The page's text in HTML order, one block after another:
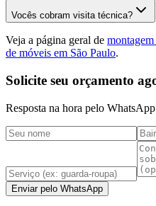
Vocês cobram visita técnica?
Veja a página geral de
de móveis em São Paulo.
Solicite seu orçamento
Resposta na hora pelo
Enviar pelo WhatsApp